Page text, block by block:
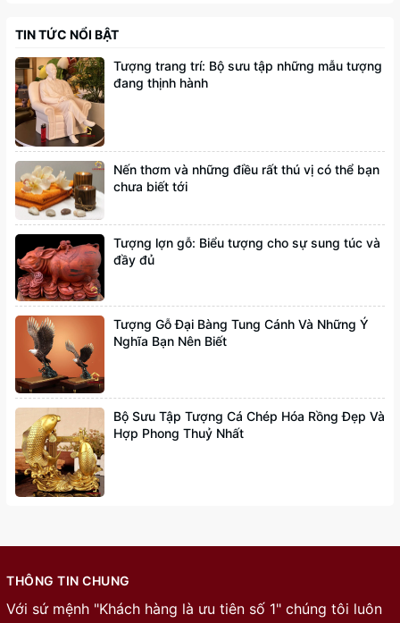
TIN TỨC NỔI BẬT
Tượng trang trí: Bộ sưu tập những mẫu tượng
đang thịnh hành
Nến thơm và những điều rất thú vị có thể bạn
chưa biết tới
Tượng lợn gỗ: Biểu tượng cho sự sung túc và
đầy đủ
Tượng Gỗ Đại Bàng Tung Cánh Và Những Ý
Nghĩa Bạn Nên Biết
Bộ Sưu Tập Tượng Cá Chép Hóa Rồng Đẹp Và
Hợp Phong Thuỷ Nhất
THÔNG TIN CHUNG
Với sứ mệnh "Khách hàng là ưu tiên số 1" chúng tôi luôn